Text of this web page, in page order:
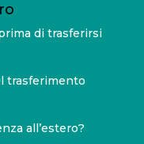
di trasferirsi
trasferimento
all’estero?